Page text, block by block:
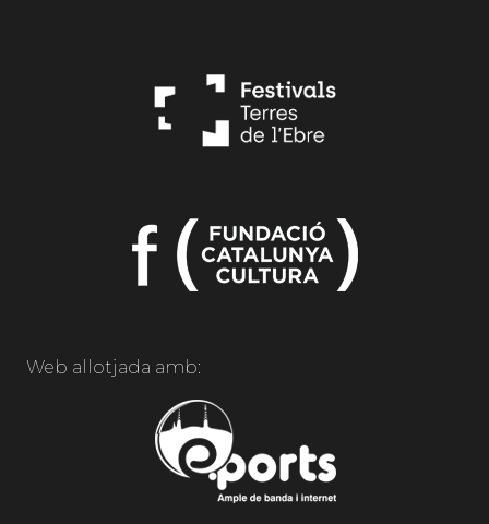
Web allotjada amb: